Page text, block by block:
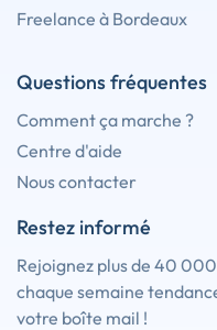
Freelance à Bordeaux
Questions fréquentes
Comment ça marche ?
Centre d'aide
Nous contacter
Restez informé
Rejoignez plus de 40
chaque semaine
votre boîte mail !